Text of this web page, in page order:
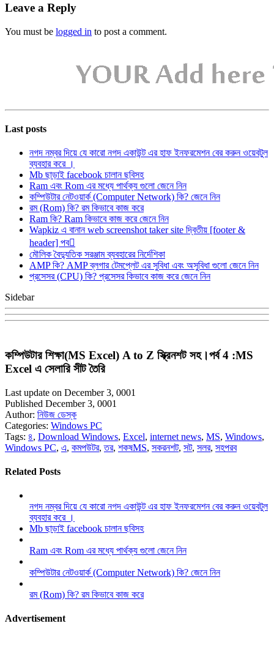
Leave a Reply
You must be logged in to post a comment.
Last posts
নগদ নম্বর দিয়ে যে কারো নগদ একাউন্ট এর হাফ ইনফরমেশন বের করুন ওয়েবটুল
ব্যবহার করে ।
Mb ছাড়াই facebook চালান ছবিসহ
Ram এবং Rom এর মধ্যে পার্থক্য গুলো জেনে নিন
কম্পিউটার নেটওয়ার্ক (Computer Network) কি? জেনে নিন
রম (Rom) কি? রম কিভাবে কাজ করে
Ram কি? Ram কিভাবে কাজ করে জেনে নিন
Wapkiz এ বানান web screenshot taker site দ্বিতীয় [footer &
header] পব
মৌলিক বৈদ্যুতিক সরঞ্জাম ব্যবহারের নির্দেশিকা
AMP কি? AMP ব্লগার টেমপ্লেট এর সুবিধা এবং অসুবিধা গুলো জেনে নিন
প্রসেসর (CPU) কি? প্রসেসর কিভাবে কাজ করে জেনে নিন
Sidebar
কম্পিউটার শিক্ষা(MS Excel) A to Z স্ক্রিনশট সহ।পর্ব 4 :MS
Excel এ সেলারি সীট তৈরি
Last update on December 3, 0001
Published December 3, 0001
Author: নিউজ ডেস্ক
Categories: Windows PC
Tags: ৪, Download Windows, Excel, internet news, MS, Windows,
Windows PC, এ, কমপউটর,তর, শকষMS, সকরনশট, সট, সলর, সহপরব
Related Posts
নগদ নম্বর দিয়ে যে কারো নগদ একাউন্ট এর হাফ ইনফরমেশন বের করুন ওয়েবটুল
ব্যবহার করে ।
Mb ছাড়াই facebook চালান ছবিসহ
Ram এবং Rom এর মধ্যে পার্থক্য গুলো জেনে নিন
কম্পিউটার নেটওয়ার্ক (Computer Network) কি? জেনে নিন
রম (Rom) কি? রম কিভাবে কাজ করে
Advertisement